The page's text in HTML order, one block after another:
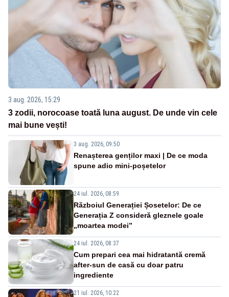
3 aug. 2026, 15:29
3 zodii, norocoase toată luna august. De unde vin cele
mai bune vești!
3 aug. 2026, 09:50
Renașterea genților maxi | De ce moda
spune adio mini-poșetelor
24 iul. 2026, 08:59
Războiul Generației Șosetelor: De ce
Generația Z consideră gleznele goale
„moartea modei”
24 iul. 2026, 08:37
Cum prepari cea mai hidratantă cremă
after-sun de casă cu doar patru
ingrediente
21 iul. 2026, 10:22